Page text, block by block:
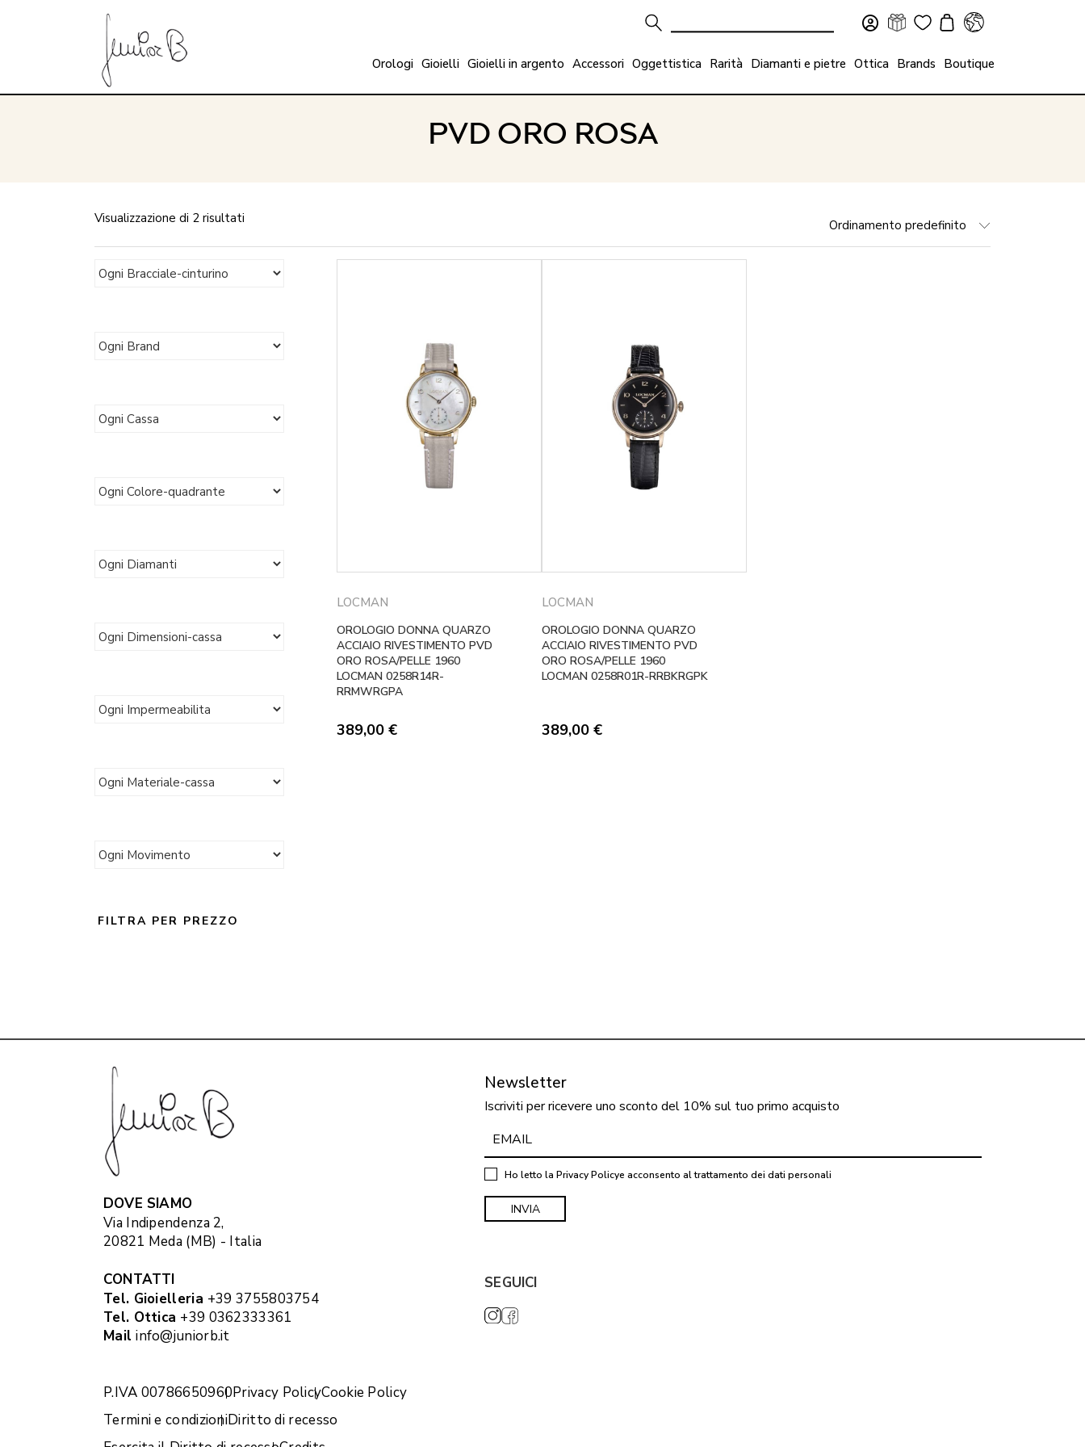
Orologi Gioielli Gioielli in argento Accessori Oggettistica Rarità Diamanti e pietre Ottica Brands Boutique
PVD ORO ROSA
Visualizzazione di 2 risultati Ordinamento predefinito
LOCMAN
OROLOGIO DONNA QUARZO
ACCIAIO RIVESTIMENTO PVD
ORO ROSA/PELLE 1960
LOCMAN 0258R14R-
RRMWRGPA
389,00 €
LOCMAN
OROLOGIO DONNA QUARZO
ACCIAIO RIVESTIMENTO PVD
ORO ROSA/PELLE 1960
LOCMAN 0258R01R-RRBKRGPK
389,00 €
FILTRA PER PREZZO
DOVE SIAMO
Via Indipendenza 2,
20821 Meda (MB) - Italia
CONTATTI
Tel. Gioielleria +39 3755803754
Tel. Ottica +39 0362333361
Mail info@juniorb.it
P.IVA 00786650960Privacy PolicyCookie Policy
Termini e condizioniDiritto di recesso
Newsletter
Iscriviti per ricevere uno sconto del 10% sul tuo primo acquisto
Ho letto laPrivacy Policye acconsento al trattamento dei dati personali
SEGUICI